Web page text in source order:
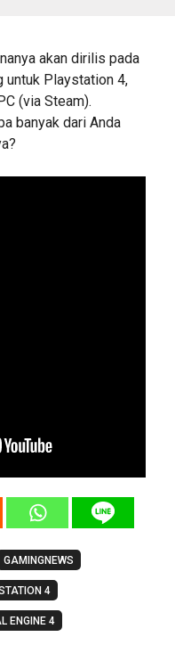
akan dirilis pada
untuk Playstation 4,
(via Steam).
banyak dari Anda
GAMINGNEWS
4
ENGINE 4